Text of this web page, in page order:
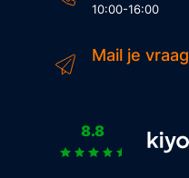
10:00-16:00
Mail je vraag
8.8